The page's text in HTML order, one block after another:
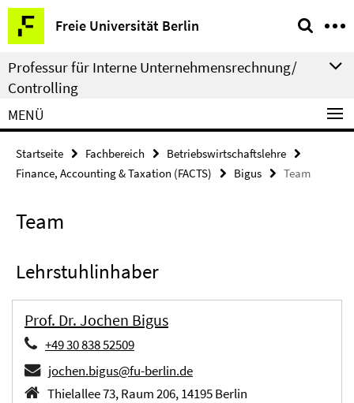
Springe
direkt
zu
Inhalt
Freie Universität Berlin
Service-
Navigation
Professur für Interne Unternehmensrechnung/
Controlling
MENÜ
Startseite Fachbereich
Betriebswirtschaftslehre
Finance, Accounting & Taxation (FACTS)
Bigus Team
Team
Lehrstuhlinhaber
Prof. Dr. Jochen Bigus
+49 30 838 52509
jochen.bigus@fu-berlin.de
Thielallee 73, Raum 206, 14195 Berlin